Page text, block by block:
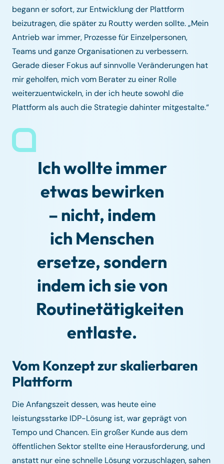
begann er sofort, zur Entwicklung der Plattform
beizutragen, die später zu Routty werden sollte. „Mein
Antrieb war immer, Prozesse für Einzelpersonen,
Teams und ganze Organisationen zu verbessern.
Gerade dieser Fokus auf sinnvolle Veränderungen hat
mir geholfen, mich vom Berater zu einer Rolle
weiterzuentwickeln, in der ich heute sowohl die
Plattform als auch die Strategie dahinter mitgestalte.“
Ich wollte immer
etwas bewirken
– nicht, indem
ich Menschen
ersetze, sondern
indem ich sie von
Routinetätigkeiten
entlaste.
Vom Konzept zur skalierbaren
Plattform
Die Anfangszeit dessen, was heute eine
leistungsstarke IDP-Lösung ist, war geprägt von
Tempo und Chancen. Ein großer Kunde aus dem
öffentlichen Sektor stellte eine Herausforderung, und
anstatt nur eine schnelle Lösung vorzuschlagen, sahen